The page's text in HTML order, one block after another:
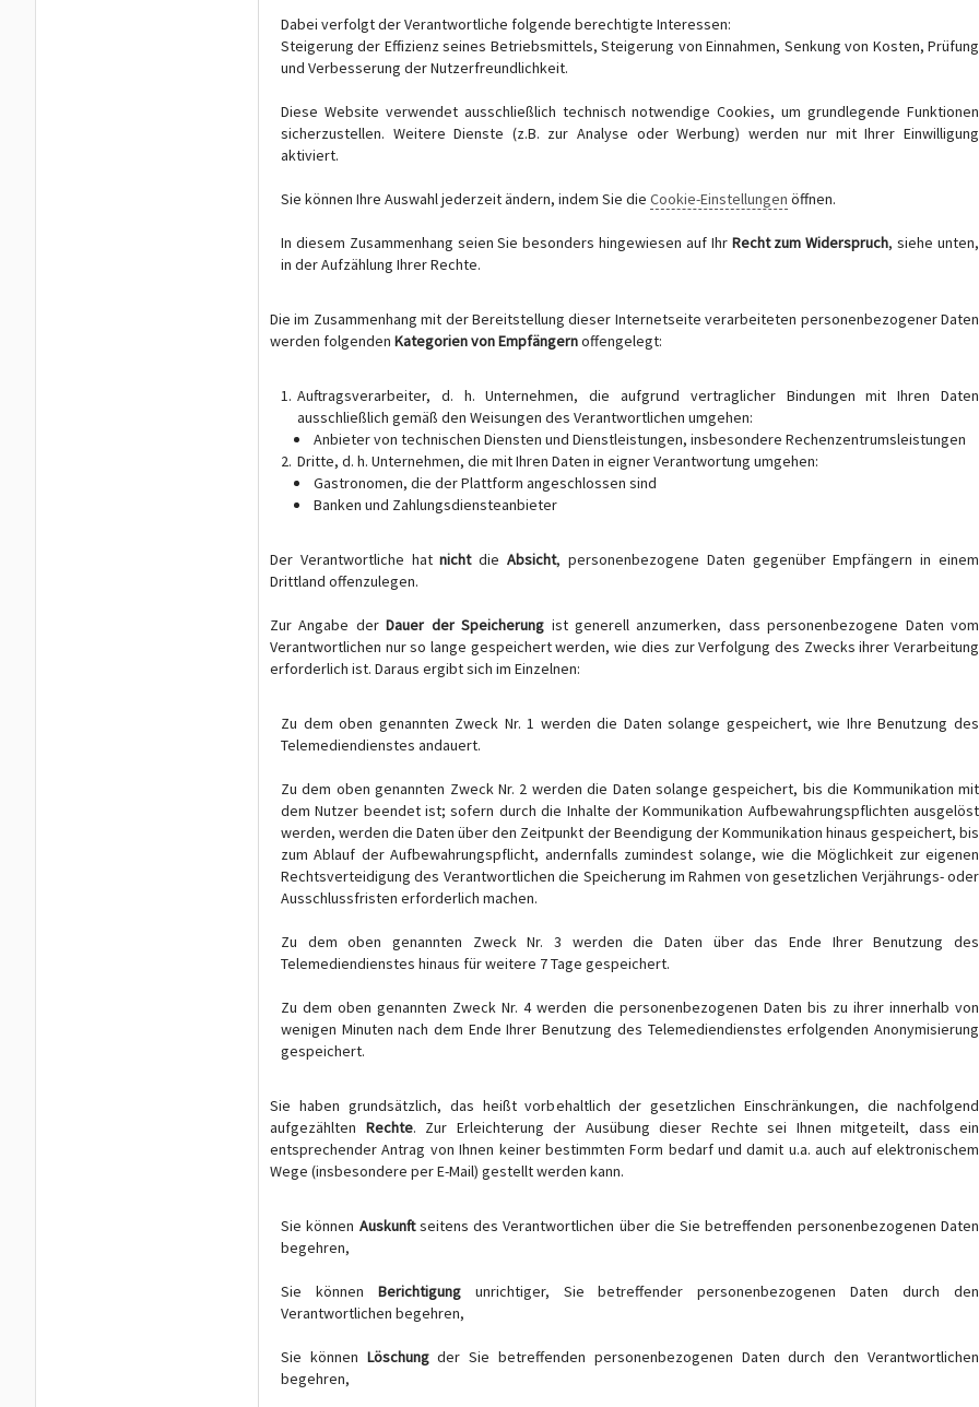
Dabei verfolgt der Verantwortliche folgende berechtigte Interessen:
Steigerung der Effizienz seines Betriebsmittels, Steigerung von Einnahmen, Senkung von Kosten, Prüfung
und Verbesserung der Nutzerfreundlichkeit.
Diese Website verwendet ausschließlich technisch notwendige Cookies, um grundlegende Funktionen
sicherzustellen. Weitere Dienste (z.B. zur Analyse oder Werbung) werden nur mit Ihrer Einwilligung
aktiviert.
Sie können Ihre Auswahl jederzeit ändern, indem Sie die Cookie-Einstellungen öffnen.
In diesem Zusammenhang seien Sie besonders hingewiesen auf Ihr Recht zum Widerspruch, siehe unten,
in der Aufzählung Ihrer Rechte.
Die im Zusammenhang mit der Bereitstellung dieser Internetseite verarbeiteten personenbezogener Daten
werden folgenden Kategorien von Empfängernoffengelegt:
Auftragsverarbeiter, d. h. Unternehmen, die aufgrund vertraglicher Bindungen mit Ihren Daten
ausschließlich gemäß den Weisungen des Verantwortlichen umgehen:
Anbieter von technischen Diensten und Dienstleistungen, insbesondere Rechenzentrumsleistungen
Dritte, d. h. Unternehmen, die mit Ihren Daten in eigner Verantwortung umgehen:
Gastronomen, die der Plattform angeschlossen sind
Banken und Zahlungsdiensteanbieter
Der Verantwortliche hatnichtdieAbsicht, personenbezogene Daten gegenüber Empfängern in einem
Drittland offenzulegen.
Zur Angabe derDauer der Speicherung ist generell anzumerken, dass personenbezogene Daten vom
Verantwortlichen nur so lange gespeichert werden, wie dies zur Verfolgung des Zwecks ihrer Verarbeitung
erforderlich ist. Daraus ergibt sich im Einzelnen:
Zu dem oben genannten Zweck Nr. 1 werden die Daten solange gespeichert, wie Ihre Benutzung des
Telemediendienstes andauert.
Zu dem oben genannten Zweck Nr. 2 werden die Daten solange gespeichert, bis die Kommunikation mit
dem Nutzer beendet ist; sofern durch die Inhalte der Kommunikation Aufbewahrungspflichten ausgelöst
werden, werden die Daten über den Zeitpunkt der Beendigung der Kommunikation hinaus gespeichert, bis
zum Ablauf der Aufbewahrungspflicht, andernfalls zumindest solange, wie die Möglichkeit zur eigenen
Rechtsverteidigung des Verantwortlichen die Speicherung im Rahmen von gesetzlichen Verjährungs- oder
Ausschlussfristen erforderlich machen.
Zu dem oben genannten Zweck Nr. 3 werden die Daten über das Ende Ihrer Benutzung des
Telemediendienstes hinaus für weitere 7 Tage gespeichert.
Zu dem oben genannten Zweck Nr. 4 werden die personenbezogenen Daten bis zu ihrer innerhalb von
wenigen Minuten nach dem Ende Ihrer Benutzung des Telemediendienstes erfolgenden Anonymisierung
gespeichert.
Sie haben grundsätzlich, das heißt vorbehaltlich der gesetzlichen Einschränkungen, die nachfolgend
aufgezählten Rechte. Zur Erleichterung der Ausübung dieser Rechte sei Ihnen mitgeteilt, dass ein
entsprechender Antrag von Ihnen keiner bestimmten Form bedarf und damit u.a. auch auf elektronischem
Wege (insbesondere per E-Mail) gestellt werden kann.
Sie können Auskunftseitens des Verantwortlichen über die Sie betreffenden personenbezogenen Daten
begehren,
Sie können Berichtigungunrichtiger, Sie betreffender personenbezogenen Daten durch den
Verantwortlichen begehren,
Sie können Löschungder Sie betreffenden personenbezogenen Daten durch den Verantwortlichen
begehren,